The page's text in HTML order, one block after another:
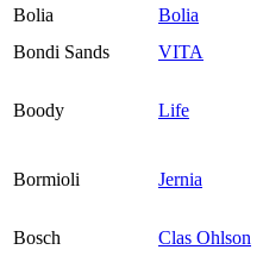
Bolia
Bolia
Bondi Sands
VITA
Boody Life
Bormioli Jernia
Bosch
Clas Ohlson